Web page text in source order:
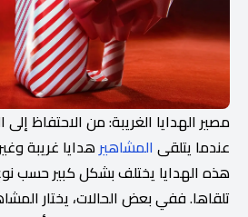
مصير الهدايا الغريبة: من الاحتفاظ إلى
عندما يتلقى المشاهيرهدايا غريبة
هذه الهدايا يختلف بشكل كبير حسب
تلقاها. ففي بعض الحالات، يختار